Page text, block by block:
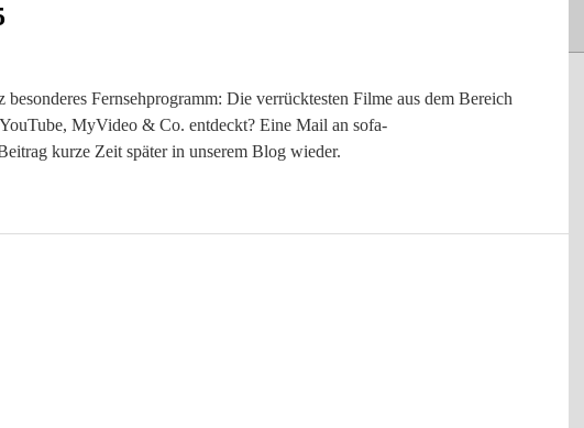
Fernsehprogramm: Die verrücktesten Filme aus dem Bereich
MyVideo & Co. entdeckt? Eine Mail an sofa-
kurze Zeit später in unserem Blog wieder.